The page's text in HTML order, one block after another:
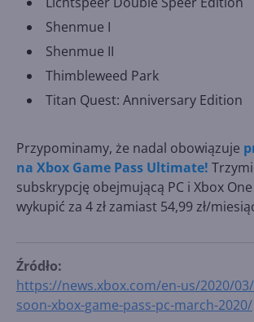
Shenmue I
Shenmue II
Thimbleweed Park
Titan Quest: Anniversary Edition
Przypominamy, że nadal obowiązuje
na Xbox Game Pass Ultimate!
subskrypcję obejmującą PC i Xbox
wykupić za 4 zł zamiast 54,99 zł/
Źródło:
https://news.xbox.com/en-us/2020/
soon-xbox-game-pass-pc-march-2020/